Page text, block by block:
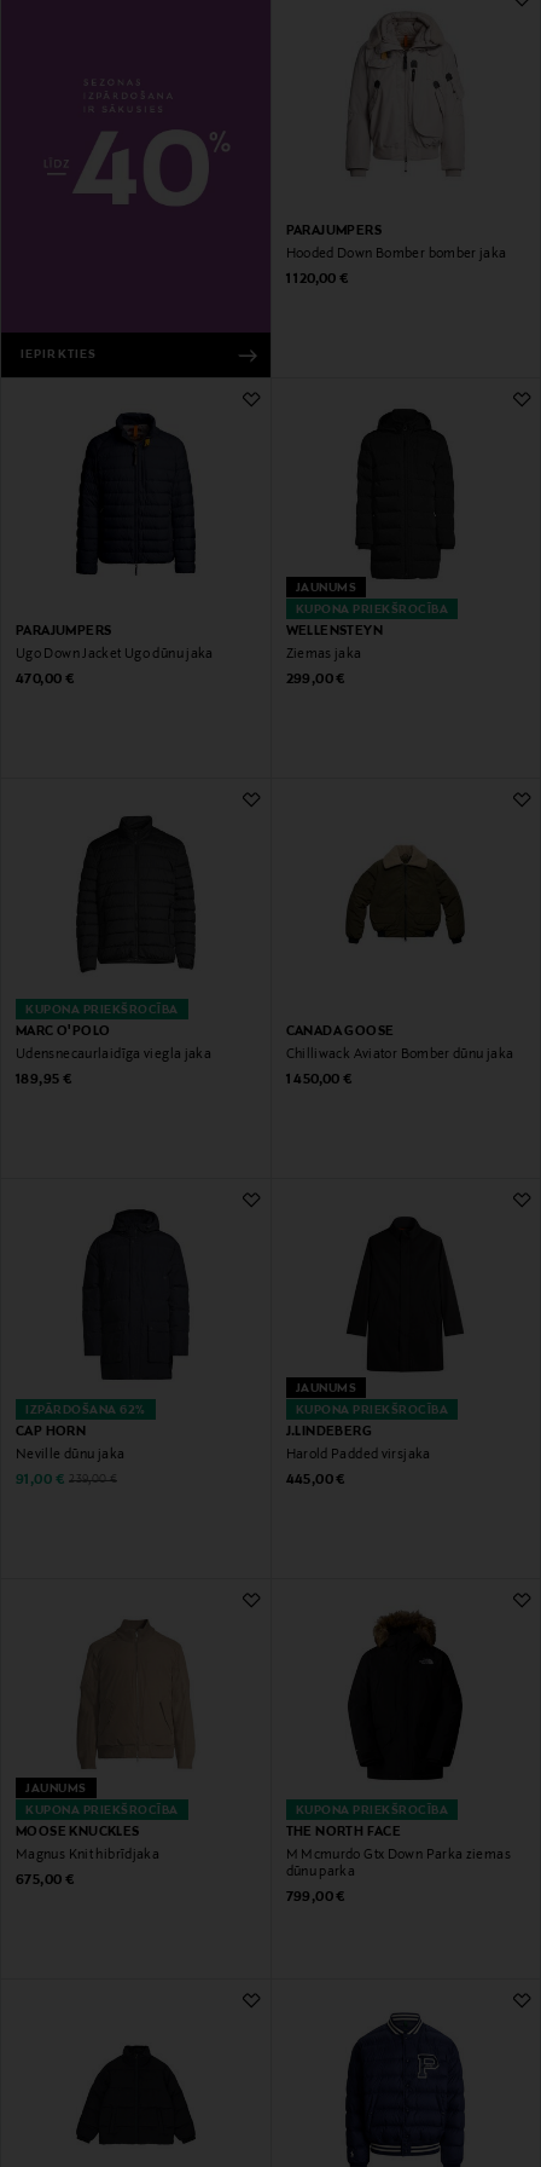
IEPIRKTIES
PARAJUMPERS
Hooded Down Bomber bomber jaka
Original Price
1 120,00 €
PARAJUMPERS
Ugo Down Jacket Ugo dūnu jaka
Original Price
470,00 €
KUPONA PRIEKŠROCĪBA
JAUNUMS
WELLENSTEYN
Ziemas jaka
Original Price
299,00 €
KUPONA PRIEKŠROCĪBA
MARC O'POLO
Ūdensnecaurlaidīga viegla jaka
Original Price
189,95 €
CANADA GOOSE
Chilliwack Aviator Bomber dūnu jaka
Original Price
1 450,00 €
IZPĀRDOŠANA 62%
CAP HORN
Neville dūnu jaka
Discounted Price
91,00 € Original Price
239,00 €
KUPONA PRIEKŠROCĪBA
JAUNUMS
J.LINDEBERG
Harold Padded virsjaka
Original Price
445,00 €
KUPONA PRIEKŠROCĪBA
JAUNUMS
MOOSE KNUCKLES
Magnus Knit hibrīdjaka
Original Price
675,00 €
KUPONA PRIEKŠROCĪBA
THE NORTH FACE
M Mcmurdo Gtx Down Parka ziemas
dūnu parka
Original Price
799,00 €